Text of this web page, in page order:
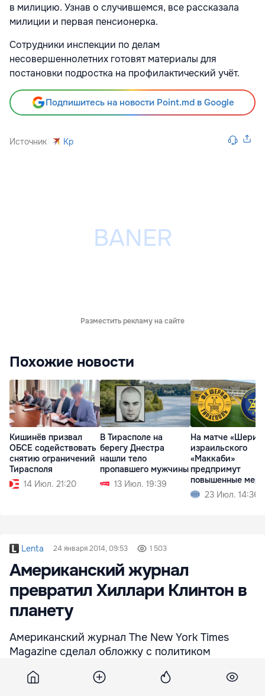
в милицию. Узнав о случившемся, все рассказала
милиции и первая пенсионерка.
Сотрудники инспекции по делам
несовершеннолетних готовят материалы для
постановки подростка на профилактический учёт.
Подпишитесь на новости Point.md в Google
Источник Kp
Разместить рекламу на сайте
Похожие новости
Кишинёв призвал
ОБСЕ содействовать
снятию ограничений
Тирасполя
14 Июл. 21:20
В Тирасполе на
берегу Днестра
нашли тело
пропавшего мужчины
13 Июл. 19:39
На матче
израильского
«Маккаби»
предпримут
повышенные
безопасности
23 Июл. 14:36
Lenta 24 января 2014, 09:53 1 503
Американский журнал
превратил Хиллари Клинтон в
планету
Американский журнал The New York Times
Magazine сделал обложку с политиком
обложки 23 января опубликовал в своем